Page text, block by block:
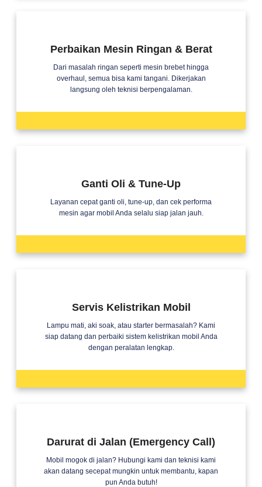
Perbaikan Mesin Ringan & Berat
Dari masalah ringan seperti mesin brebet hingga
overhaul, semua bisa kami tangani. Dikerjakan
langsung oleh teknisi berpengalaman.
Ganti Oli & Tune-Up
Layanan cepat ganti oli, tune-up, dan cek performa
mesin agar mobil Anda selalu siap jalan jauh.
Servis Kelistrikan Mobil
Lampu mati, aki soak, atau starter bermasalah? Kami
siap datang dan perbaiki sistem kelistrikan mobil Anda
dengan peralatan lengkap.
Darurat di Jalan (Emergency Call)
Mobil mogok di jalan? Hubungi kami dan teknisi kami
akan datang secepat mungkin untuk membantu, kapan
pun Anda butuh!